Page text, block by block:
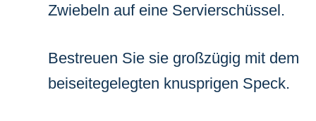
Zwiebeln auf eine Servierschüssel.
Bestreuen Sie sie großzügig mit dem
beiseitegelegten knusprigen Speck.